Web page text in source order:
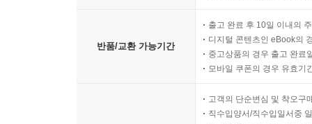
반품/교환 가능기간
출고 완료 후 10일 이내의
디지털 콘텐츠인 eBook의
중고상품의 경우 출고 완료
모바일 쿠폰의 경우 유효기
고객의 단순변심 및 착오구
직수입양서/직수입일서중